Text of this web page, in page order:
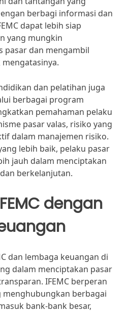
berbagi informasi dan
dapat lebih siap
yang mungkin
pasar dan mengambil
dan pelatihan juga
berbagai program
pemahaman pelaku
pasar valas, risiko yang
dalam manajemen risiko.
lebih baik, pelaku pasar
jauh dalam menciptakan
berkelanjutan.
dengan
dan lembaga keuangan di
dalam menciptakan pasar
IFEMC berperan
menghubungkan berbagai
bank-bank besar,